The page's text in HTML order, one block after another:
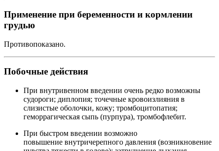
Применение при беременности и кормлении
грудью
Противопоказано.
Побочные действия
При внутривенном введении очень редко возможны
судороги; диплопия; точечные кровоизлияния в
слизистые оболочки, кожу; тромбоцитопатия;
геморрагическая сыпь (пурпура), тромбофлебит.
При быстром введении возможно
повышение внутричерепного давления (возникновение